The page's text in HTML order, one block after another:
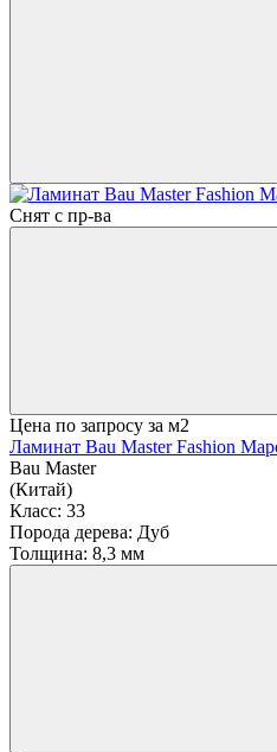
Снят с пр-ва
Цена по запросу за м2
Ламинат Bau Master Fashion
Bau Master
(Китай)
Класс: 33
Порода дерева: Дуб
Толщина: 8,3 мм